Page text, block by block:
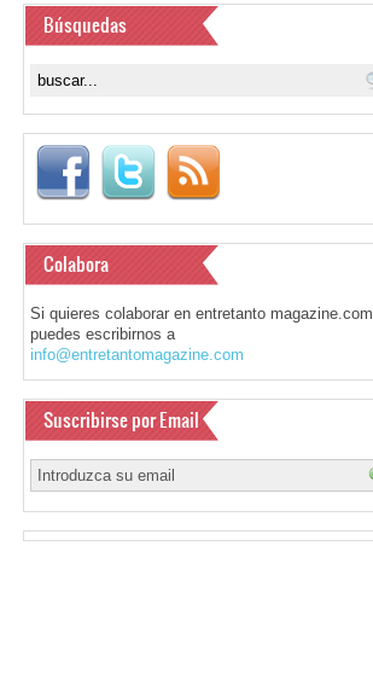
Búsquedas
Colabora
Si quieres colaborar en entretanto magazine.com
puedes escribirnos a
info@entretantomagazine.com
Suscribirse por Email